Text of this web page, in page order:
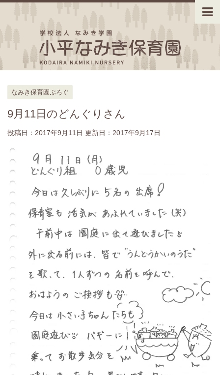
なみき保育園ぶろぐ
9月11日のどんぐりさん
投稿日：2017年9月11日 更新日： 2017年9月17日